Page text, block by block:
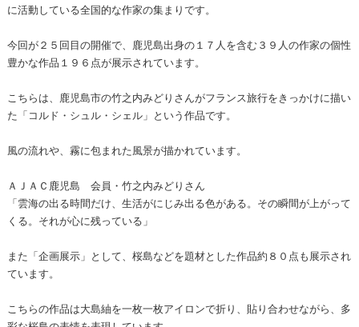
に活動している全国的な作家の集まりです。
今回が２５回目の開催で、鹿児島出身の１７人を含む３９人の作家の個性
豊かな作品１９６点が展示されています。
こちらは、鹿児島市の竹之内みどりさんがフランス旅行をきっかけに描い
た「コルド・シュル・シェル」という作品です。
風の流れや、霧に包まれた風景が描かれています。
ＡＪＡＣ鹿児島 会員・竹之内みどりさん
「雲海の出る時間だけ、生活がにじみ出る色がある。その瞬間が上がって
くる。それが心に残っている」
また「企画展示」として、桜島などを題材とした作品約８０点も展示され
ています。
こちらの作品は大島紬を一枚一枚アイロンで折り、貼り合わせながら、多